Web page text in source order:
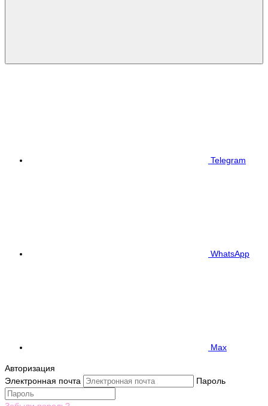
Telegram
WhatsApp
Max
Авторизация
Электронная почта
Пароль